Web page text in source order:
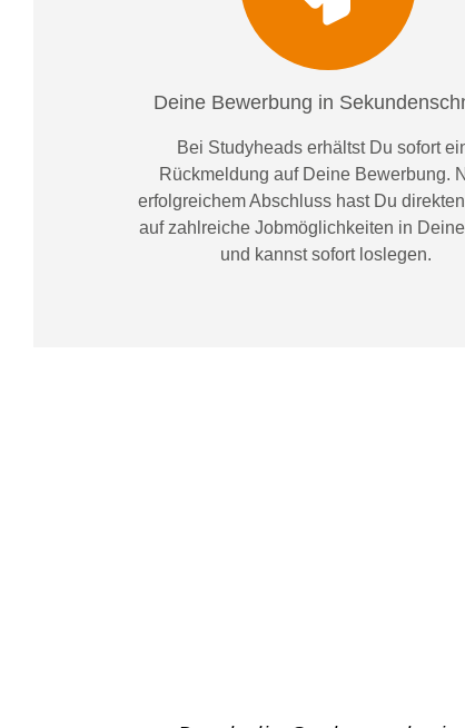
Deine Bewerbung in
Bei Studyheads erhältst Du sofort
Rückmeldung auf Deine Bewerbung.
erfolgreichem Abschluss hast Du
auf zahlreiche Jobmöglichkeiten in
und kannst sofort loslegen.